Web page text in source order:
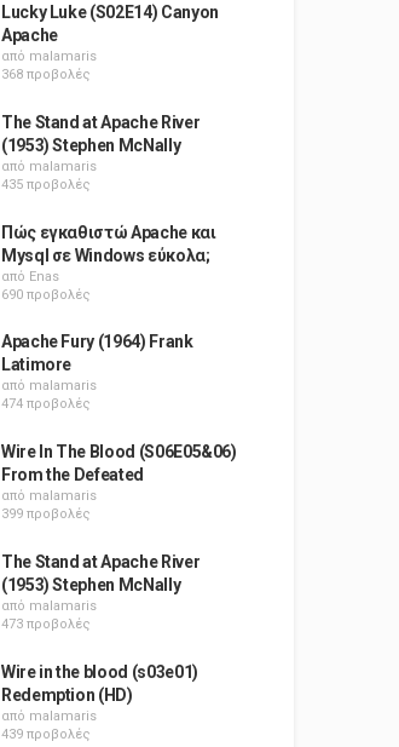
Lucky Luke (S02E14) Canyon
Apache
από malamaris
368 προβολές
The Stand at Apache River
(1953) Stephen McNally
από malamaris
435 προβολές
Πώς εγκαθιστώ Apache και
Mysql σε Windows εύκολα;
από Enas
690 προβολές
Apache Fury (1964) Frank
Latimore
από malamaris
474 προβολές
Wire In The Blood (S06E05&06)
From the Defeated
από malamaris
399 προβολές
The Stand at Apache River
(1953) Stephen McNally
από malamaris
473 προβολές
Wire in the blood (s03e01)
Redemption (HD)
από malamaris
439 προβολές